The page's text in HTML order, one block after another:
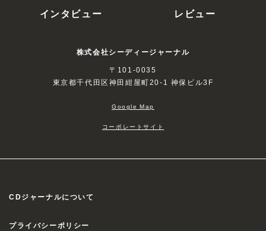
インタビュー
レビュー
株式会社シーディージャーナル
〒101-0035
東京都千代田区神田紺屋町20-1 神保ビル3F
Google Map
コーポレートサイト
CDジャーナルについて
プライバシーポリシー